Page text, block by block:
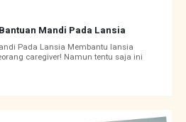
Mandi Pada Lansia
Pada Lansia Membantu lansia
caregiver! Namun tentu saja ini